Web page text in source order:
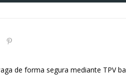
de forma segura mediante TPV